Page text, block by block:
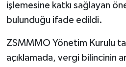
işlemesine katkı sağlayan
bulunduğu ifade edildi.
ZSMMMO Yönetim Kurulu
açıklamada, vergi bilincinin